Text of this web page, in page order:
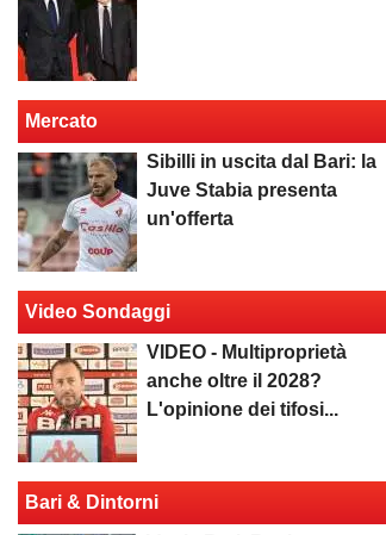
Mercato
Sibilli in uscita dal Bari: la
Juve Stabia presenta
un'offerta
Video Sondaggi
VIDEO - Multiproprietà
anche oltre il 2028?
L'opinione dei tifosi...
Bari & Dintorni